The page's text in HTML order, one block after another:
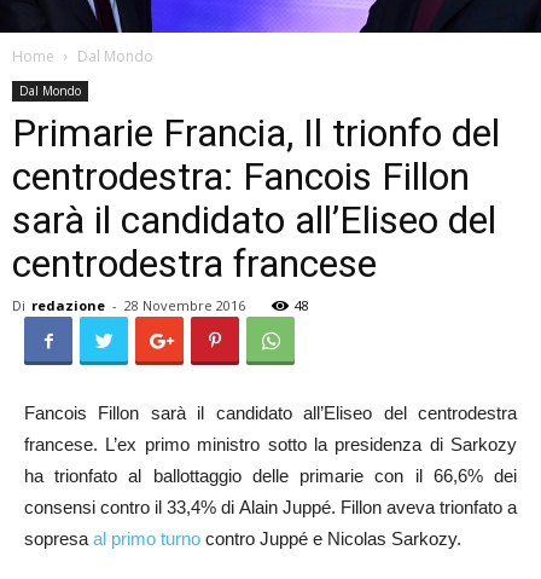
Home Dal Mondo
Dal Mondo
Primarie Francia, Il trionfo del
centrodestra: Fancois Fillon
sarà il candidato all’Eliseo del
centrodestra francese
Di redazione - 28 Novembre 2016 48
Fancois Fillon sarà il candidato all’Eliseo del centrodestra
francese. L’ex primo ministro sotto la presidenza di Sarkozy
ha trionfato al ballottaggio delle primarie con il 66,6% dei
consensi contro il 33,4% di Alain Juppé. Fillon aveva trionfato a
sopresa al primo turno contro Juppé e Nicolas Sarkozy.